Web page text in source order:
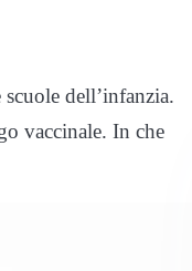
dell’infanzia.
vaccinale. In che